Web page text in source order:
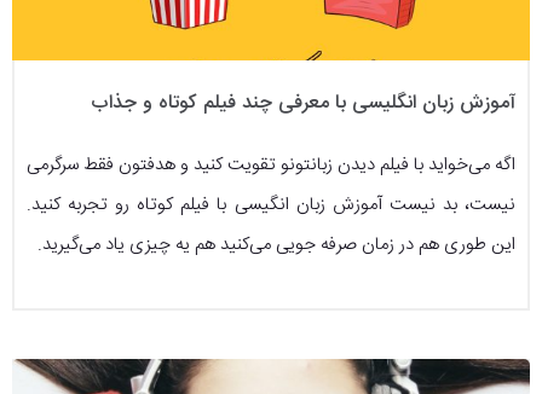
آموزش زبان انگلیسی با معرفی چند فیلم کوتاه و جذاب
اگه می‌خواید با فیلم دیدن زبانتونو تقویت کنید و هدفتون فقط سرگرمی
نیست، بد نیست آموزش زبان انگیسی با فیلم کوتاه رو تجربه کنید.
این طوری هم در زمان صرفه جویی می‌کنید هم یه چیزی یاد می‌گیرید.